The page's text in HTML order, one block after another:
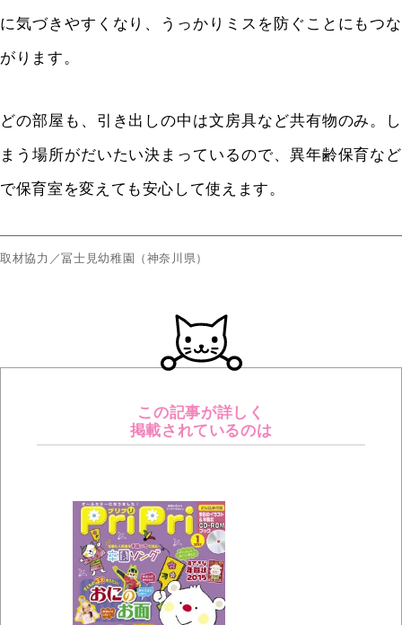
に気づきやすくなり、うっかりミスを防ぐことにもつな
がります。
どの部屋も、引き出しの中は文房具など共有物のみ。し
まう場所がだいたい決まっているので、異年齢保育など
で保育室を変えても安心して使えます。
取材協力／冨士見幼稚園（神奈川県）
この記事が詳しく
掲載されているのは